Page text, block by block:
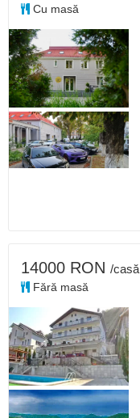
Cu masă
14000 RON /casă
Fără masă